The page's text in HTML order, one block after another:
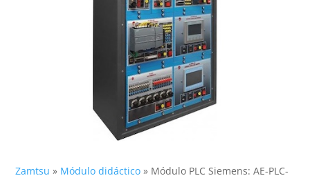
Zamtsu » Módulo didáctico » Módulo PLC Siemens: AE-PLC-